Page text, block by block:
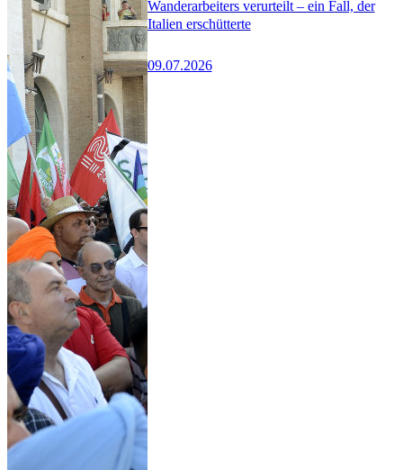
Wanderarbeiters verurteilt – ein Fall, der
Italien erschütterte
09.07.2026